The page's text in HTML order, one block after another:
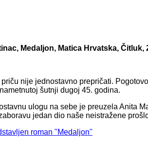
Medaljon, Matica Hrvatska, Čitluk,
nije jednostavno prepričati.
šutnji dugoj 45. godina.
ulogu na sebe je preuzela Anita
jedan dio naše neistražene
roman "Medaljon"